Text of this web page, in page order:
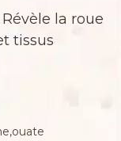
la roue
tissus